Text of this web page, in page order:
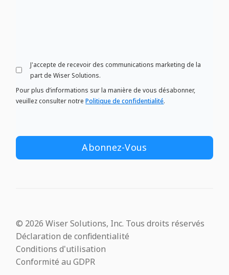
J'accepte de recevoir des communications marketing de la
part de Wiser Solutions.
Pour plus d’informations sur la manière de vous désabonner,
veuillez consulter notrePolitique de confidentialité.
© 2026 Wiser Solutions, Inc. Tous droits réservés
Déclaration de confidentialité
Conditions d'utilisation
Conformité au GDPR